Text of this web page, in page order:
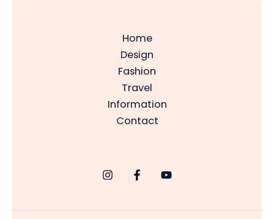
Home
Design
Fashion
Travel
Information
Contact